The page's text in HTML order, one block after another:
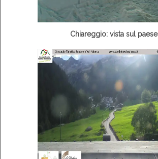
Chiareggio: vista sul paese